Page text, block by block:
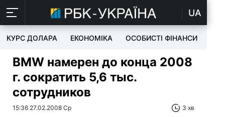
UA
КУРС ДОЛАРА ЕКОНОМІКА ОСОБИСТІ ФІНАНСИ
BMW намерен до конца 2008
г. сократить 5,6 тыс.
сотрудников
15:36 27.02.2008 Ср 3 хв